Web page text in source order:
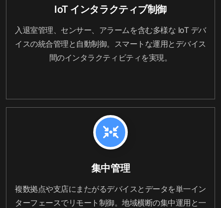
IoT インタラクティブ制御
入退室管理、センサー、アラームを含む多様な IoT デバ
イスの統合管理と自動制御。スマートな運用とデバイス
間のインタラクティビティを実現。
集中管理
複数拠点や支店にまたがるデバイスとデータを単一イン
ターフェースでリモート制御。地域横断の集中運用と一